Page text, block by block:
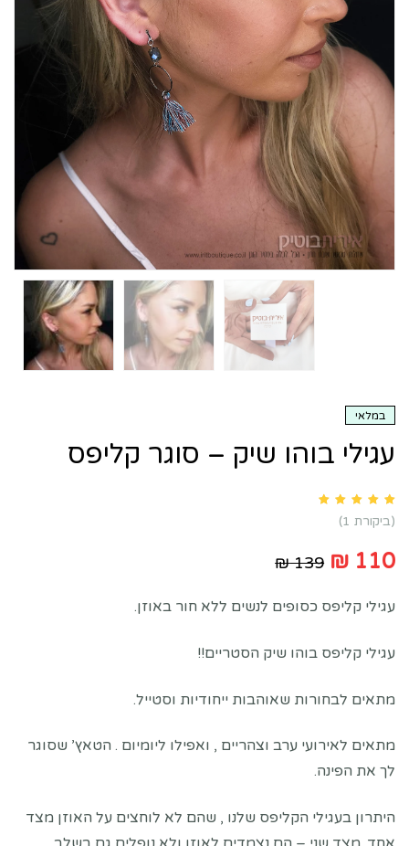
במלאי
עגילי בוהו שיק – סוגר קליפס
1
customer rating
(ביקורת 1
)
₪139 ₪ 110
עגילי קליפס כסופים לנשים ללא חור באוזן.
עגילי קליפס בוהו שיק הסטריים!!
מתאים לבחורות שאוהבות ייחודיות וסטייל.
מתאים לאירועי ערב וצהריים , ואפילו ליומיום . הטאץ’ שסוגר
לך את הפינה.
היתרון בעגילי הקליפס שלנו , שהם לא לוחצים על האוזן מצד